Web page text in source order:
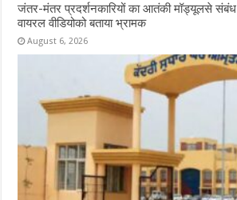
जंतर-मंतर प्रदर्शनकारियों का आतंकी मॉड्यूलसे
वायरल वीडियोको बताया भ्रामक
August 6, 2026